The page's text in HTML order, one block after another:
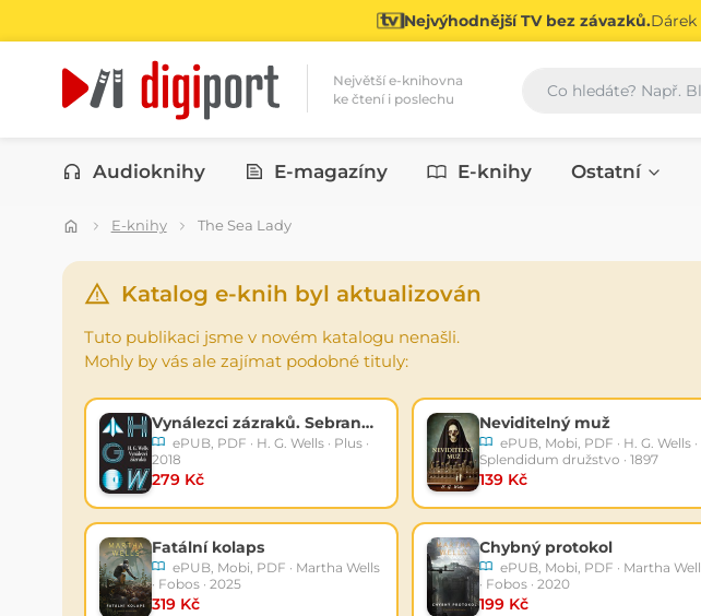
Nejvýhodnější TV bez závazků.Dárek
Největší e-knihovna
ke čtení i poslechu
Vyhledávání
Kategorie
Audioknihy E-magazíny E-knihy Ostatní
E-knihy The Sea Lady
Katalog e-knih byl aktualizován
Tuto publikaci jsme v novém katalogu nenašli.
Mohly by vás ale zajímat podobné tituly:
Vynálezci zázraků. Sebrané povídky H. G. Wellse. Svazek I
ePUB, PDF · H. G. Wells · Plus ·
2018
279 Kč
Neviditelný muž
ePUB, Mobi, PDF · H. G. Wells ·
Splendidum družstvo · 1897
139 Kč
Fatální kolaps
ePUB, Mobi, PDF · Martha Wells
· Fobos · 2025
319 Kč
Chybný protokol
ePUB, Mobi, PDF · Martha
· Fobos · 2020
199 Kč